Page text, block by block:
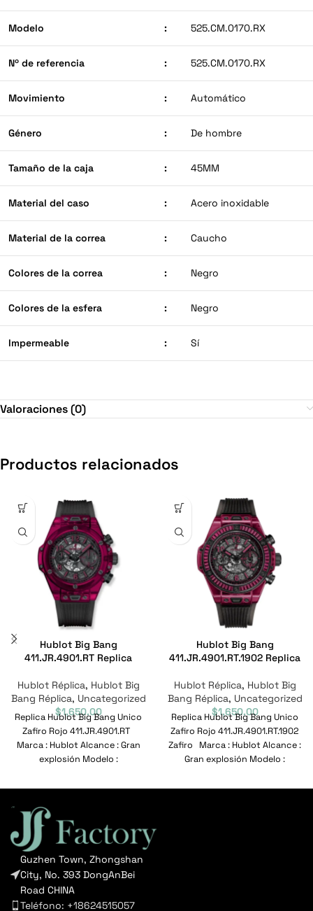
Modelo : 525.CM.0170.RX
Nº de referencia : 525.CM.0170.RX
Movimiento : Automático
Género : De hombre
Tamaño de la caja : 45MM
Material del caso : Acero inoxidable
Material de la correa : Caucho
Colores de la correa : Negro
Colores de la esfera : Negro
Impermeable : Sí
Valoraciones (0)
Productos relacionados
Hublot Big Bang
411.JR.4901.RT Replica
Hublot Réplica, Hublot Big
Bang Réplica, Uncategorized
$1,650.00
Replica Hublot Big Bang Unico
Zafiro Rojo 411.JR.4901.RT
Marca : Hublot Alcance : Gran
explosión Modelo :
Hublot Big Bang
411.JR.4901.RT.1902 Replica
Hublot Réplica, Hublot Big
Bang Réplica, Uncategorized
$1,650.00
Replica Hublot Big Bang Unico
Zafiro Rojo 411.JR.4901.RT.1902
Zafiro Marca : Hublot Alcance :
Gran explosión Modelo :
Guzhen Town, Zhongshan
City, No. 393 DongAnBei
Road CHINA
Teléfono: +18624515057